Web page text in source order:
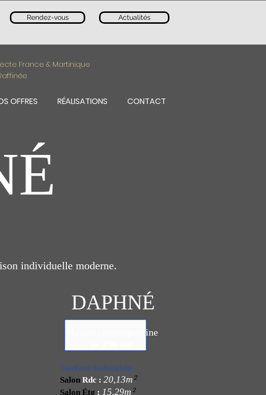
Rendez-vous Actualités
France & Martinique
OFFRES RÉALISATIONS CONTACT
individuelle moderne.
DAPHNÉ
Maison contemporaine
Surface habitable
Salon Rdc : 20,13m²
Salon Étg : 15,29m²